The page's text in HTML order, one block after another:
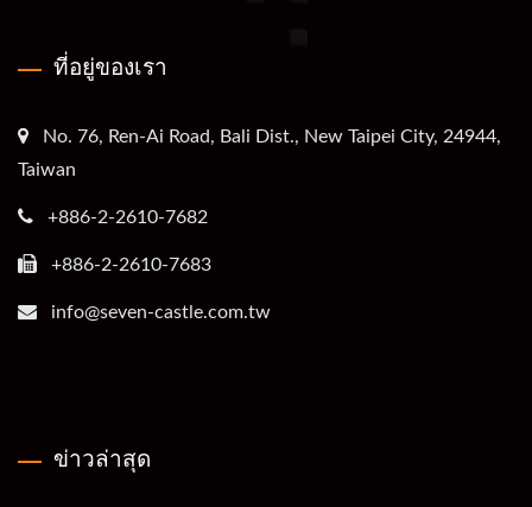
ที่อยู่ของเรา
No. 76, Ren-Ai Road, Bali Dist., New Taipei City, 24944,
Taiwan
+886-2-2610-7682
+886-2-2610-7683
info@seven-castle.com.tw
ข่าวล่าสุด